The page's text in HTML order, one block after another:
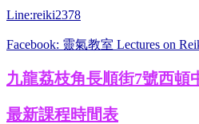
Line:reiki2378
Facebook: 靈氣教室 Lectures on
九龍荔枝角長順街7號西頓
最新課程時間表